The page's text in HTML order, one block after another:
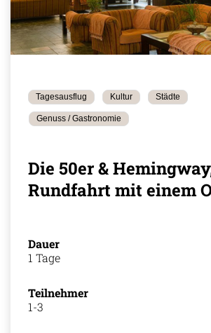
Tagesausflug Kultur Städte
Genuss / Gastronomie
Die 50er &
Rundfahrt mit einem
Dauer
1 Tage
Teilnehmer
1-3